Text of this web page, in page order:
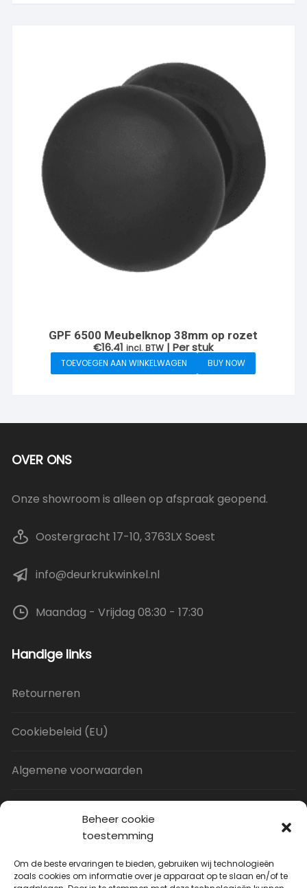
Beheer cookie
toestemming
Om de beste ervaringen te bieden, gebruiken wij technologieën
zoals cookies om informatie over je apparaat op te slaan en/of te
GPF 6500 Meubelknop 38mm op rozet
€16.41 incl. BTW | Per stuk
TOEVOEGEN AAN WINKELWAGEN BUY NOW
OVER ONS
Onze showroom is alleen op afspraak geopend.
Oostergracht 17-10, 3763LX Soest
info@deurkrukwinkel.nl
Maandag - Vrijdag 08:30 - 17:30
Handige links
Retourneren
Cookiebeleid (EU)
Algemene voorwaarden